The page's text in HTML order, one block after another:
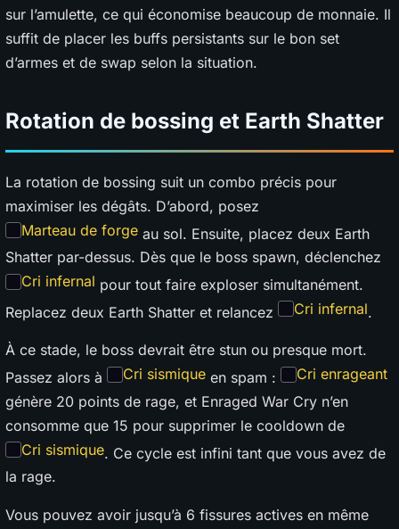
sur l’amulette, ce qui économise beaucoup de monnaie. Il
suffit de placer les buffs persistants sur le bon set
d’armes et de swap selon la situation.
Rotation de bossing et Earth Shatter
La rotation de bossing suit un combo précis pour
maximiser les dégâts. D’abord, posez
Marteau de forge au sol. Ensuite, placez deux Earth
Shatter par-dessus. Dès que le boss spawn, déclenchez
Cri infernal pour tout faire exploser simultanément.
Replacez deux Earth Shatter et relancez
Cri infernal.
À ce stade, le boss devrait être stun ou presque mort.
Passez alors à
Cri sismique en spam :
Cri enrageant
génère 20 points de rage, et Enraged War Cry n’en
consomme que 15 pour supprimer le cooldown de
Cri sismique. Ce cycle est infini tant que vous avez de
la rage.
Vous pouvez avoir jusqu’à 6 fissures actives en même